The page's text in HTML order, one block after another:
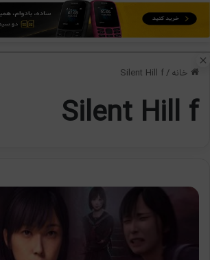
منو
خانه /
Silent Hill f
Silent Hill f